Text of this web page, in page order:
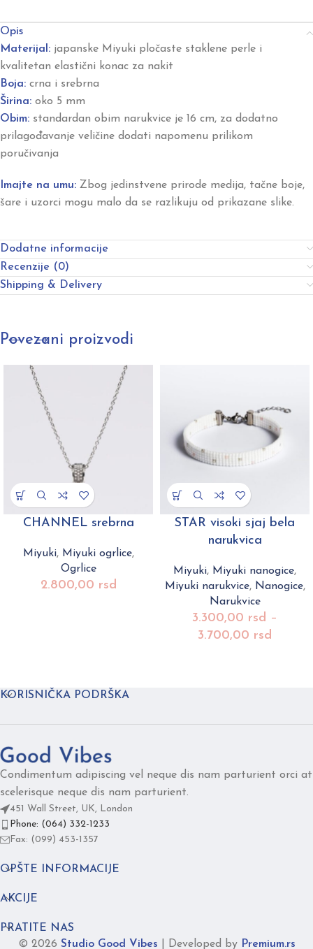
Opis
Materijal: japanske Miyuki pločaste staklene perle i
kvalitetan elastični konac za nakit
Boja: crna i srebrna
Širina: oko 5 mm
Obim: standardan obim narukvice je 16 cm, za dodatno
prilagođavanje veličine dodati napomenu prilikom
poručivanja
Imajte na umu: Zbog jedinstvene prirode medija, tačne boje,
šare i uzorci mogu malo da se razlikuju od prikazane slike.
Dodatne informacije
Recenzije (0)
Shipping & Delivery
Povezani proizvodi
CHANNEL srebrna
Miyuki, Miyuki ogrlice,
Ogrlice
2.800,00 rsd
STAR visoki sjaj bela
narukvica
Miyuki, Miyuki nanogice,
Miyuki narukvice, Nanogice,
Narukvice
3.300,00 rsd –
3.700,00 rsd
KORISNIČKA PODRŠKA
Condimentum adipiscing vel neque dis nam parturient orci at
scelerisque neque dis nam parturient.
451 Wall Street, UK, London
Phone: (064) 332-1233
Fax: (099) 453-1357
OPŠTE INFORMACIJE
AKCIJE
PRATITE NAS
© 2026 Studio Good Vibes Developed by Premium.rs